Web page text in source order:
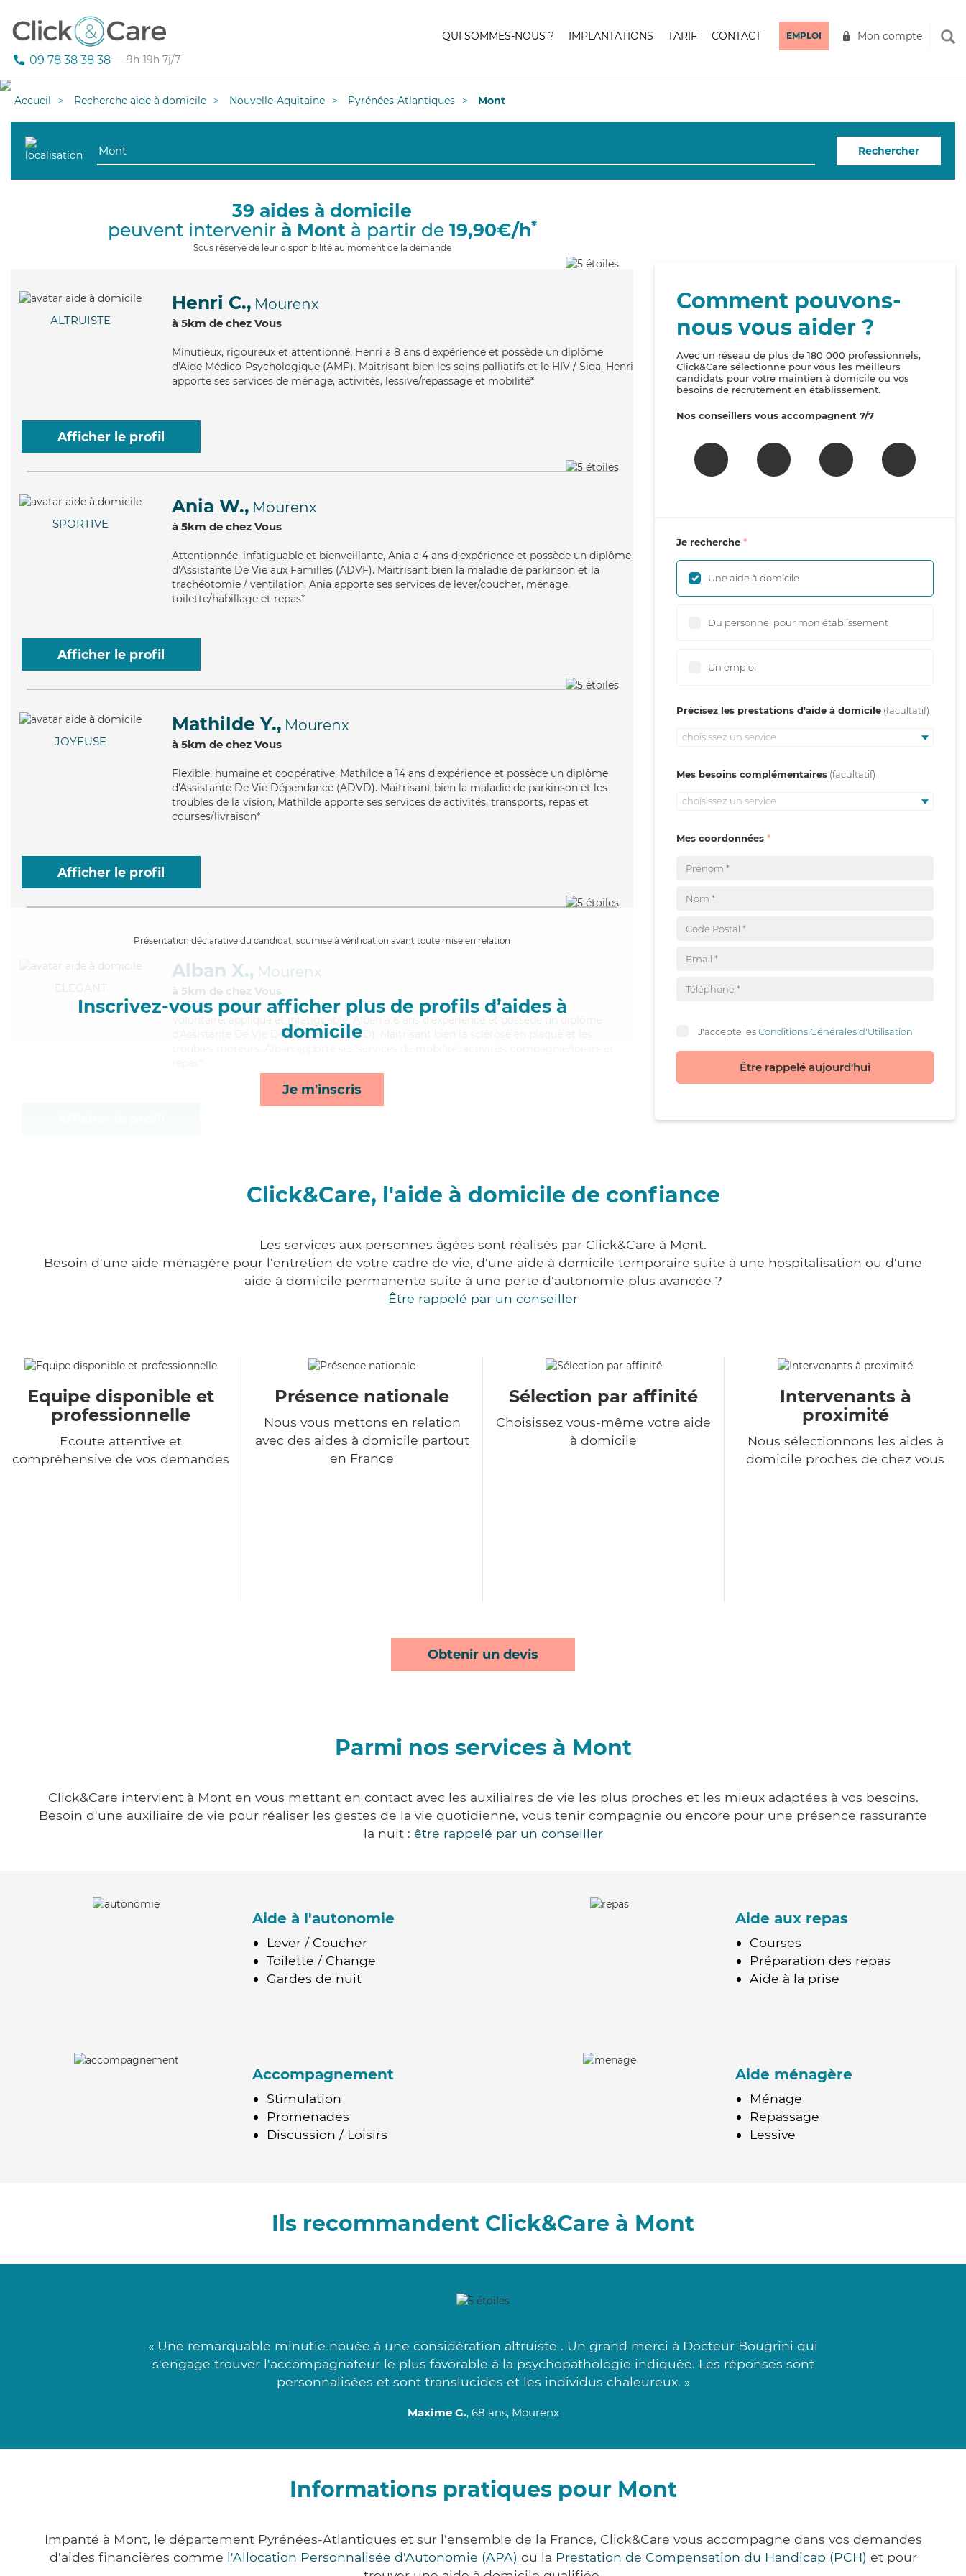
09 78 38 38 38 — 9h-19h 7j/7
QUI SOMMES-NOUS ? IMPLANTATIONS TARIF CONTACT EMPLOI Mon compte
Accueil Recherche aide à domicile Nouvelle-Aquitaine Pyrénées-Atlantiques Mont
Rechercher
39 aides à domicile
peuvent intervenir à Montà partir de 19,90€/h*
Sous réserve de leur disponibilité au moment de la demande
ALTRUISTE
Henri C., Mourenx
à 5km de chez Vous
Minutieux, rigoureux et attentionné, Henri a 8 ans d'expérience et possède un diplôme
d'Aide Médico-Psychologique (AMP). Maitrisant bien les soins palliatifs et le HIV / Sida, Henri
apporte ses services de ménage, activités, lessive/repassage et mobilité*
Afficher le profil
SPORTIVE
Ania W., Mourenx
à 5km de chez Vous
Attentionnée, infatiguable et bienveillante, Ania a 4 ans d'expérience et possède un diplôme
d'Assistante De Vie aux Familles (ADVF). Maitrisant bien la maladie de parkinson et la
trachéotomie / ventilation, Ania apporte ses services de lever/coucher, ménage,
toilette/habillage et repas*
Afficher le profil
JOYEUSE
Mathilde Y., Mourenx
à 5km de chez Vous
Flexible, humaine et coopérative, Mathilde a 14 ans d'expérience et possède un diplôme
d'Assistante De Vie Dépendance (ADVD). Maitrisant bien la maladie de parkinson et les
troubles de la vision, Mathilde apporte ses services de activités, transports, repas et
courses/livraison*
Afficher le profil
Présentation déclarative du candidat, soumise à vérification avant toute mise en relation
Inscrivez-vous pour afficher plus de profils d’aides à
domicile
Je m'inscris
ÉLÉGANT
Alban X., Mourenx
à 5km de chez Vous
Volontaire
, appliqué et infatiguable, Alban a 6 ans d'expérience et possède un diplôme
d'Assistante De Vie Dépendance (ADVD). Maitrisant bien la sclérose en plaque et les
Comment pouvons-
nous vous aider ?
Avec un réseau de plus de 180 000 professionnels,
Click&Care sélectionne pour vous les meilleurs
candidats pour votre maintien à domicile ou vos
besoins de recrutement en établissement.
Nos conseillers vous accompagnent 7/7
Je recherche
Une aide à domicile
Du personnel pour mon établissement
Un emploi
Précisez les prestations d'aide à domicile
choisissez un service
Mes besoins complémentaires
choisissez un service
Mes coordonnées
J'accepte lesConditions Générales d'Utilisation
Être rappelé aujourd'hui
Click&Care, l'aide à domicile de confiance
Les services aux personnes âgées sont réalisés par Click&Care à Mont.
Besoin d'une aide ménagère pour l'entretien de votre cadre de vie, d'une aide à domicile temporaire suite à une hospitalisation ou d'une
aide à domicile permanente suite à une perte d'autonomie plus avancée ?
Être rappelé par un conseiller
Equipe disponible et
professionnelle
Ecoute attentive et
compréhensive de vos demandes
Présence nationale
Nous vous mettons en relation
avec des aides à domicile partout
en France
Sélection par affinité
Choisissez vous-même votre aide
à domicile
Intervenants à
proximité
Nous sélectionnons les aides à
domicile proches de chez vous
Obtenir un devis
Parmi nos services à Mont
Click&Care intervient à Mont en vous mettant en contact avec les auxiliaires de vie les plus proches et les mieux adaptées à vos besoins.
Besoin d'une auxiliaire de vie pour réaliser les gestes de la vie quotidienne, vous tenir compagnie ou encore pour une présence rassurante
la nuit : être rappelé par un conseiller
Aide à l'autonomie
Lever / Coucher
Toilette / Change
Gardes de nuit
Aide aux repas
Courses
Préparation des repas
Aide à la prise
Accompagnement
Stimulation
Promenades
Discussion / Loisirs
Aide ménagère
Ménage
Repassage
Lessive
Ils recommandent Click&Care à Mont
« Une remarquable minutie nouée à une considération altruiste . Un grand merci à Docteur Bougrini qui
s'engage trouver l'accompagnateur le plus favorable à la psychopathologie indiquée. Les réponses sont
personnalisées et sont translucides et les individus chaleureux. »
Maxime G., 68 ans, Mourenx
Informations pratiques pour Mont
Impanté à Mont, le département Pyrénées-Atlantiques et sur l'ensemble de la France, Click&Care vous accompagne dans vos demandes
d'aides financières comme l'Allocation Personnalisée d'Autonomie (APA) ou la Prestation de Compensation du Handicap (PCH) et pour